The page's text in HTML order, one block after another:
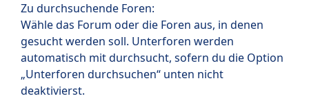
Zu durchsuchende Foren:
Wähle das Forum oder die Foren aus, in denen
gesucht werden soll. Unterforen werden
automatisch mit durchsucht, sofern du die Option
„Unterforen durchsuchen“ unten nicht
deaktivierst.